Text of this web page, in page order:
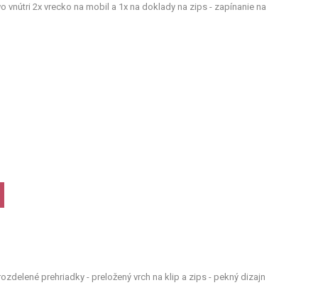
2x vrecko na mobil a 1x na doklady na zips - zapínanie na
prehriadky - preložený vrch na klip a zips - pekný dizajn